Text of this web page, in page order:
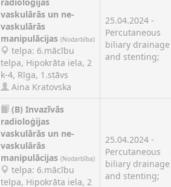
vaskulārās un ne-
vaskulārās
manipulācijas (Nodarbība)
telpa: 6.mācību
telpa, Hipokrāta iela, 2
k-4, Rīga, 1.stāvs
Aina Kratovska
25.04.2024 -
Percutaneous
biliary drainage
and stenting;
(B) Invazīvās
radioloģijas
vaskulārās un ne-
vaskulārās
manipulācijas (Nodarbība)
telpa: 6.mācību
telpa, Hipokrāta iela, 2
25.04.2024 -
Percutaneous
biliary drainage
and stenting;